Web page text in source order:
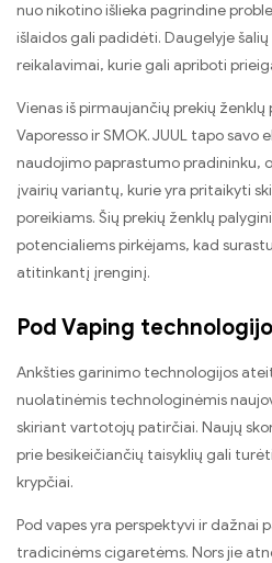
nuo nikotino išlieka pagrindine
išlaidos gali padidėti. Daugelyje
reikalavimai, kurie gali apriboti
Vienas iš pirmaujančių prekių ženklų
Vaporesso ir SMOK. JUUL tapo savo
naudojimo paprastumo pradininku, o
įvairių variantų, kurie yra pritaikyti
poreikiams. Šių prekių ženklų
potencialiems pirkėjams, kad
atitinkantį įrenginį.
Pod Vaping
Ankšties garinimo technologijos
nuolatinėmis technologinėmis
skiriant vartotojų patirčiai. Naujų
prie besikeičiančių taisyklių gali
krypčiai.
Pod vapes yra perspektyvi ir dažnai
tradicinėms cigaretėms. Nors jie